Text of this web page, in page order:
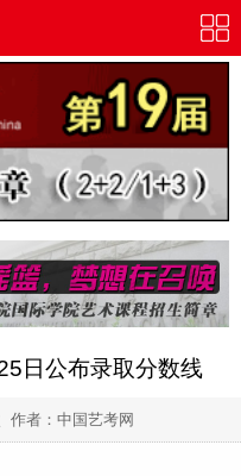
日公布录取分数线
作者： 中国艺考网